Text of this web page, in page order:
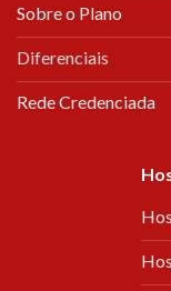
Sobre o Plano
Diferenciais
Rede Credenciada